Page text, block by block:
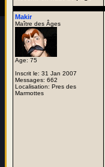
Makir
Maître des Âges
Age: 75
Inscrit le: 31 Jan 2007
Messages: 662
Localisation: Pres des
Marmottes